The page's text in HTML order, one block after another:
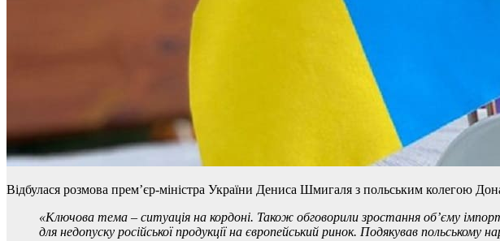
Відбулася розмова премʼєр-міністра України Дениса Шмигаля з польським колегою
«Ключова тема – ситуація на кордоні. Також обговорили зростання об’єму
для недопуску російської продукції на європейський ринок. Подякував польському